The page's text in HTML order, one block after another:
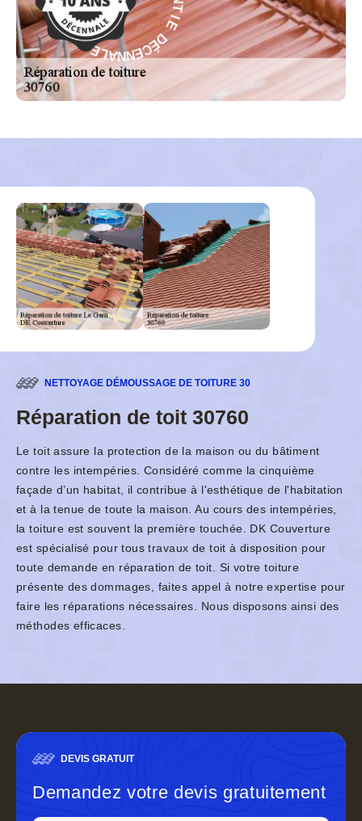
G
A
R
A
N
T
I
E D
É
C
E
N
N
A
L
E
-
NETTOYAGE DÉMOUSSAGE DE TOITURE 30
Réparation de toit 30760
Le toit assure la protection de la maison ou du bâtiment
contre les intempéries. Considéré comme la cinquième
façade d’un habitat, il contribue à l'esthétique de l'habitation
et à la tenue de toute la maison. Au cours des intempéries,
la toiture est souvent la première touchée. DK Couverture
est spécialisé pour tous travaux de toit à disposition pour
toute demande en réparation de toit. Si votre toiture
présente des dommages, faites appel à notre expertise pour
faire les réparations nécessaires. Nous disposons ainsi des
méthodes efficaces.
DEVIS GRATUIT
Demandez votre devis gratuitement